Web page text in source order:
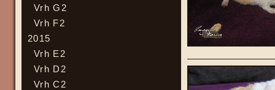
Vrh G2
Vrh F2
2015
Vrh E2
Vrh D2
Vrh C2